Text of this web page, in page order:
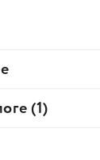
(1)